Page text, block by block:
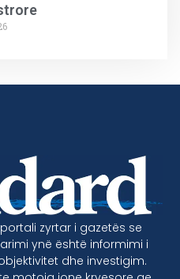
zyrtar i gazetës se
ynë është informimi i
dhe investigim.